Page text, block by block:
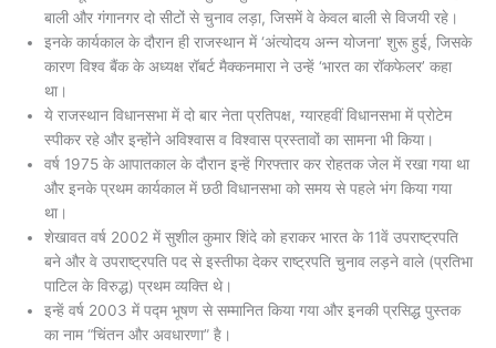
बाली और गंगानगर दो सीटों से चुनाव लड़ा, जिसमें वे केवल बाली से विजयी रहे।
इनके कार्यकाल के दौरान ही राजस्थान में ‘अंत्योदय अन्न योजना’ शुरू हुई, जिसके
कारण विश्व बैंक के अध्यक्ष रॉबर्ट मैक्कनमारा ने उन्हें ‘भारत का रॉकफेलर’ कहा
था।
ये राजस्थान विधानसभा में दो बार नेता प्रतिपक्ष, ग्यारहवीं विधानसभा में प्रोटेम
स्पीकर रहे और इन्होंने अविश्वास व विश्वास प्रस्तावों का सामना भी किया।
वर्ष 1975 के आपातकाल के दौरान इन्हें गिरफ्तार कर रोहतक जेल में रखा गया था
और इनके प्रथम कार्यकाल में छठी विधानसभा को समय से पहले भंग किया गया
था।
शेखावत वर्ष 2002 में सुशील कुमार शिंदे को हराकर भारत के 11वें उपराष्ट्रपति
बने और वे उपराष्ट्रपति पद से इस्तीफा देकर राष्ट्रपति चुनाव लड़ने वाले (प्रतिभा
पाटिल के विरुद्ध) प्रथम व्यक्ति थे।
इन्हें वर्ष 2003 में पद्म भूषण से सम्मानित किया गया और इनकी प्रसिद्ध पुस्तक
का नाम “चिंतन और अवधारणा” है।